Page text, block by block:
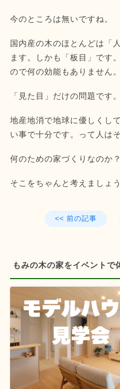
今のところは無いですね。
国内産の木のほとんどは「
ます。しかも「板目」です
ので何の効能もありません。
「見た目」だけの問題です。
地産地消で地球に優しくし
い事で十分です。って人は
何のための家づくりなのか
そこをちゃんと考えましょ
<< 前の記事
もみの木の家をイベントで